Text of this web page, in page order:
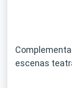
escenas